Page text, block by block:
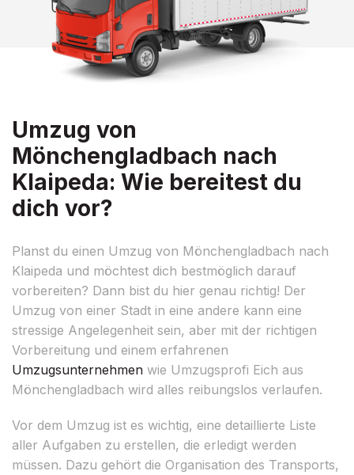
Umzug von
Mönchengladbach nach
Klaipeda: Wie bereitest du
dich vor?
Planst du einen Umzug von Mönchengladbach nach
Klaipeda und möchtest dich bestmöglich darauf
vorbereiten? Dann bist du hier genau richtig! Der
Umzug von einer Stadt in eine andere kann eine
stressige Angelegenheit sein, aber mit der richtigen
Vorbereitung und einem erfahrenen
Umzugsunternehmen wie Umzugsprofi Eich aus
Mönchengladbach wird alles reibungslos verlaufen.
Vor dem Umzug ist es wichtig, eine detaillierte Liste
aller Aufgaben zu erstellen, die erledigt werden
müssen. Dazu gehört die Organisation des Transports,